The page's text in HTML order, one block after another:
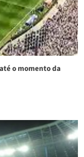
o momento da